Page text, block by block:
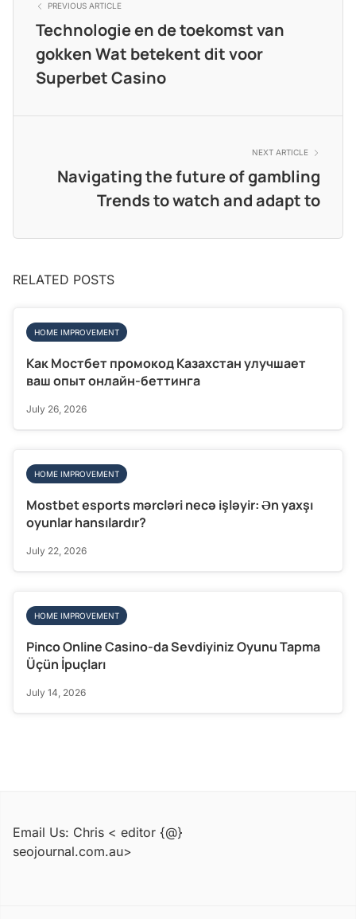
PREVIOUS ARTICLE
Technologie en de toekomst van
gokken Wat betekent dit voor
Superbet Casino
NEXT ARTICLE
Navigating the future of gambling
Trends to watch and adapt to
RELATED POSTS
HOME IMPROVEMENT
Как Мостбет промокод Казахстан улучшает
ваш опыт онлайн-беттинга
July 26, 2026
HOME IMPROVEMENT
Mostbet esports mərcləri necə işləyir: Ən yaxşı
oyunlar hansılardır?
July 22, 2026
HOME IMPROVEMENT
Pinco Online Casino-da Sevdiyiniz Oyunu Tapma
Üçün İpuçları
July 14, 2026
Email Us: Chris < editor {@}
seojournal.com.au>